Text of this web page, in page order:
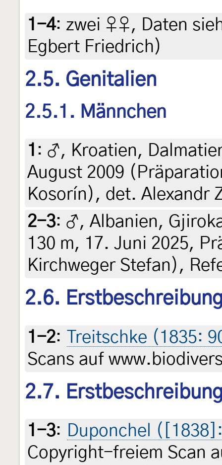
1-4: zwei ♀♀, Daten
Egbert Friedrich)
2.5. Genitalien
2.5.1. Männchen
1 : ♂, Kroatien,
August 2009
Kosorín), det. Alexandr
2-3: ♂, Albanien,
130 m, 17. Juni 2025,
Kirchweger Stefan),
2.6.
1-2:
Treitschke (1835:
Scans auf
2.7.
1-3: Duponchel
Copyright-freiem Scan